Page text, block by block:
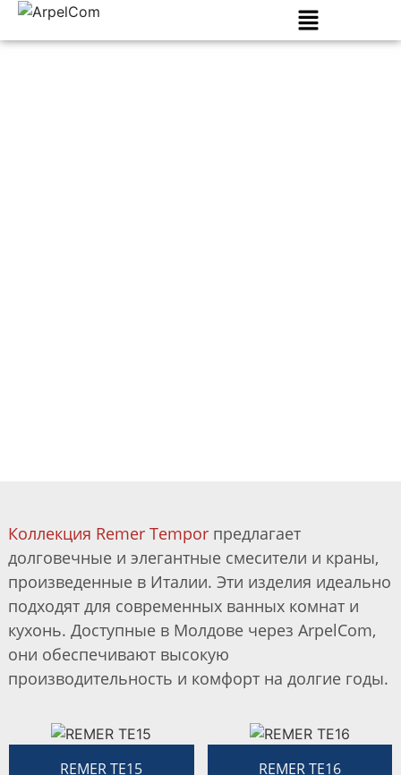
Коллекция Remer Temporпредлагает
долговечные и элегантные смесители и краны,
произведенные в Италии. Эти изделия идеально
подходят для современных ванных комнат и
кухонь. Доступные в Молдове через ArpelCom,
они обеспечивают высокую
производительность и комфорт на долгие годы.
REMER TE15 REMER TE16